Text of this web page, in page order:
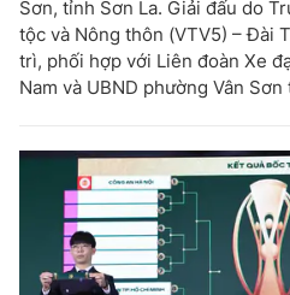
Sơn, tỉnh Sơn La. Giải đấu do
tộc và Nông thôn (VTV5) – Đài
trì, phối hợp với Liên đoàn Xe
Nam và UBND phường Vân Sơn